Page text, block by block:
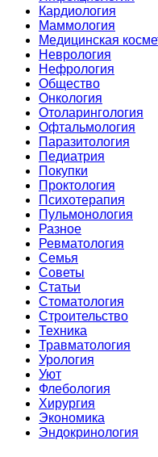
Кардиология
Маммология
Медицинская
Неврология
Нефрология
Общество
Онкология
Отоларингология
Офтальмология
Паразитология
Педиатрия
Покупки
Проктология
Психотерапия
Пульмонология
Разное
Ревматология
Семья
Советы
Статьи
Стоматология
Строительство
Техника
Травматология
Урология
Уют
Флебология
Хирургия
Экономика
Эндокринология